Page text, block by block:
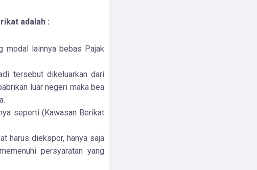
adalah :
modal lainnya bebas Pajak
tersebut dikeluarkan dari
luar negeri maka bea
seperti (Kawasan Berikat
harus diekspor, hanya saja
persyaratan yang